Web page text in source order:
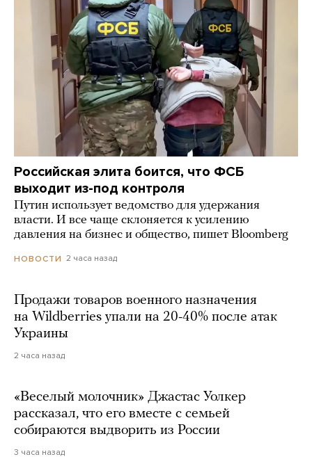
Российская элита боится, что ФСБ
выходит из-под контроля
Путин использует ведомство для удержания
власти. И все чаще склоняется к усилению
давления на бизнес и общество, пишет Bloomberg
НОВОСТИ 2 часа назад
Продажи товаров военного назначения
на Wildberries упали на 20-40% после атак
Украины
2 часа назад
«Веселый молочник» Джастас Уолкер
рассказал, что его вместе с семьей
собираются выдворить из России
3 часа назад